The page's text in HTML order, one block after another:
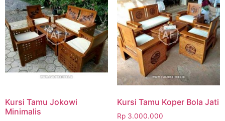
Kursi Tamu Jokowi
Minimalis
Kursi Tamu Koper Bola Jati
Rp3.000.000